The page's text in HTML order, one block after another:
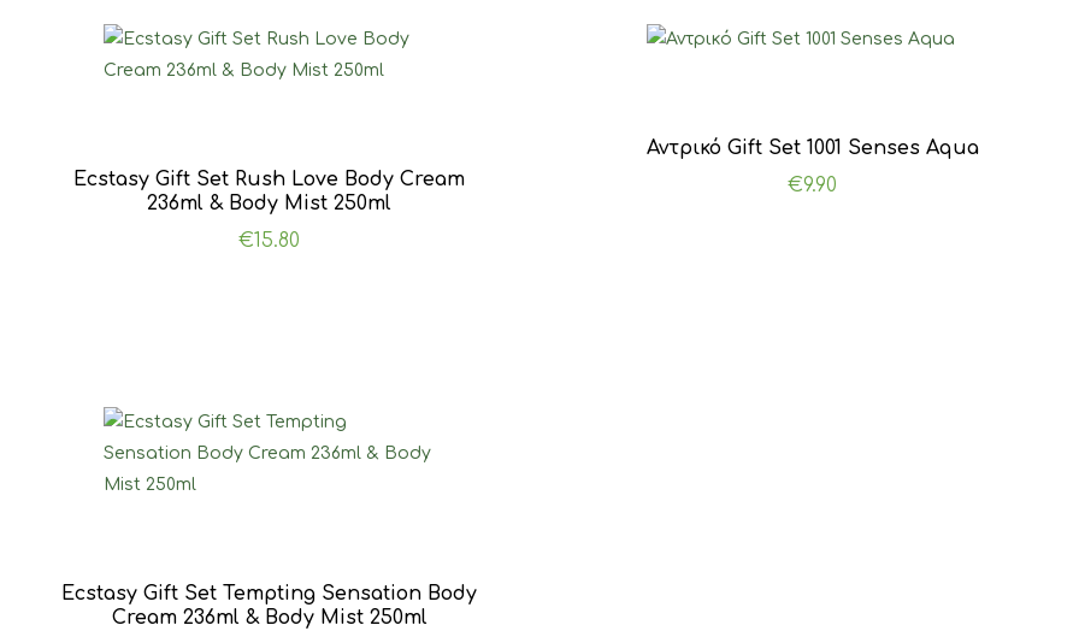
Ecstasy Gift Set Rush Love Body Cream
236ml & Body Mist 250ml
€15.80
Αντρικό Gift Set 1001 Senses Aqua
€9.90
Ecstasy Gift Set Tempting Sensation Body
Cream 236ml & Body Mist 250ml